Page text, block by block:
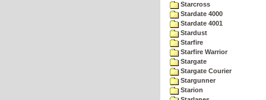
Starcross
Stardate 4000
Stardate 4001
Stardust
Starfire
Starfire Warrior
Stargate
Stargate Courier
Stargunner
Starion